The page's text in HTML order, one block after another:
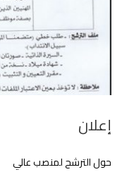
إعلان
حول الترشح لمنصب عالي